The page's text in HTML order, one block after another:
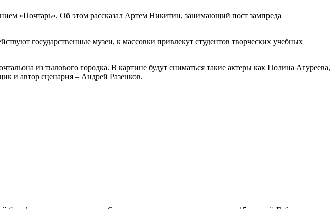
«Почтарь». Об этом рассказал Артем Никитин, занимающий пост зампреда
государственные музеи, к массовки привлекут студентов творческих учебных
из тылового городка. В картине будут сниматься такие актеры как Полина Агуреева,
и автор сценария – Андрей Разенков.